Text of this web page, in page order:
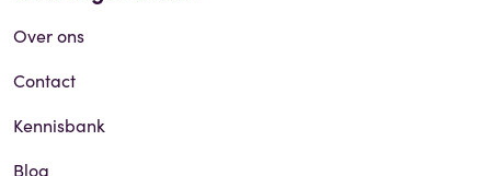
Over ons
Contact
Kennisbank
Blog